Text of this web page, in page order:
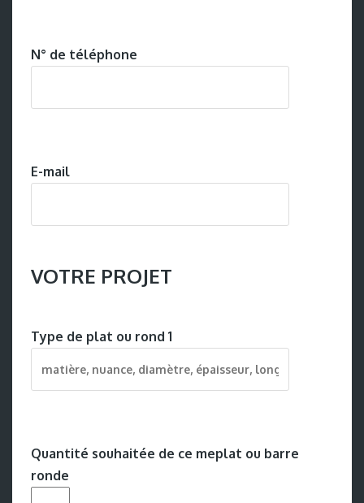
N° de téléphone
E-mail
VOTRE PROJET
Type de plat ou rond 1
Quantité souhaitée de ce meplat ou barre
ronde